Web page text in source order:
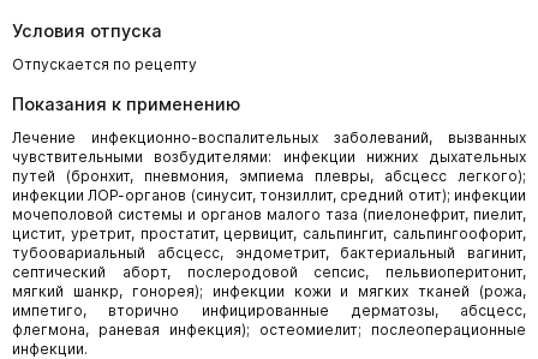
Условия отпуска
Отпускается по рецепту
Показания к применению
Лечение инфекционно-воспалительных заболеваний, вызванных
чувствительными возбудителями: инфекции нижних дыхательных
путей (бронхит, пневмония, эмпиема плевры, абсцесс легкого);
инфекции ЛОР-органов (синусит, тонзиллит, средний отит); инфекции
мочеполовой системы и органов малого таза (пиелонефрит, пиелит,
цистит, уретрит, простатит, цервицит, сальпингит, сальпингоофорит,
тубоовариальный абсцесс, эндометрит, бактериальный вагинит,
септический аборт, послеродовой сепсис, пельвиоперитонит,
мягкий шанкр, гонорея); инфекции кожи и мягких тканей (рожа,
импетиго, вторично инфицированные дерматозы, абсцесс,
флегмона, раневая инфекция); остеомиелит; послеоперационные
инфекции.